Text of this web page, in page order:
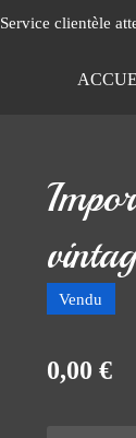
Service clientèle
Vendu
0,00 €